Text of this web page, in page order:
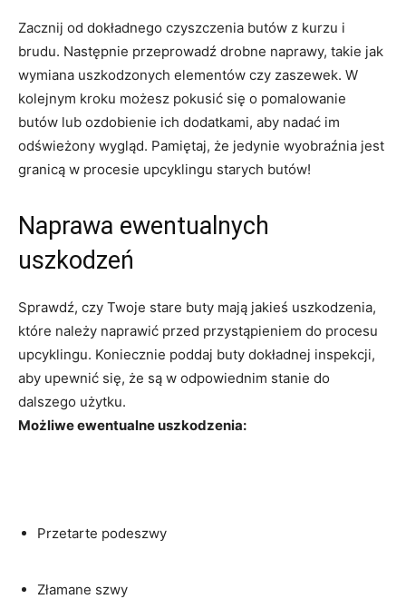
Zacznij od dokładnego czyszczenia butów z kurzu i
brudu.⁢ Następnie przeprowadź drobne naprawy, takie jak
wymiana uszkodzonych elementów czy zaszewek. ⁢W
kolejnym kroku możesz pokusić się o pomalowanie
butów lub ozdobienie ich dodatkami,‍ aby nadać im
odświeżony wygląd.⁣ Pamiętaj, że jedynie⁤ wyobraźnia‍ jest
granicą w procesie upcyklingu starych butów!
Naprawa ewentualnych
uszkodzeń
Sprawdź, czy Twoje stare buty mają jakieś uszkodzenia,
które należy naprawić ‍przed przystąpieniem do procesu
upcyklingu. Koniecznie poddaj buty dokładnej inspekcji,
aby⁢ upewnić się, że są ⁣w ⁤odpowiednim ⁣stanie ‌do
⁢dalszego użytku.
Możliwe ewentualne uszkodzenia:
Przetarte podeszwy
Złamane⁣ szwy